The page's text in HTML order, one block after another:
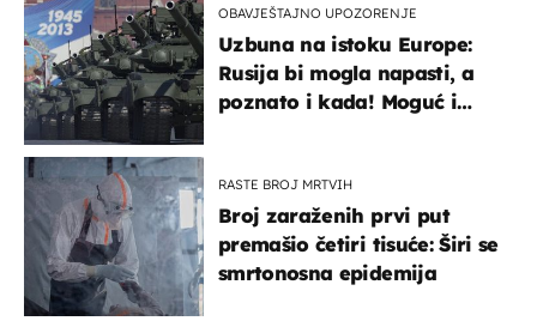
OBAVJEŠTAJNO UPOZORENJE
Uzbuna na istoku Europe:
Rusija bi mogla napasti, a
poznato i kada! Moguć i
RASTE BROJ MRTVIH
Broj zaraženih prvi put
premašio četiri tisuće: Širi se
smrtonosna epidemija